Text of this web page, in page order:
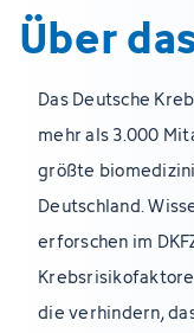
Über
Das Deutsche
mehr als 3.000
größte
Deutschland.
erforschen im
die verhindern,